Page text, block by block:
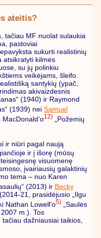
ateitis?
tačiau MF nuolat sulaukia
pastoviai
sukurti realistinių
atsikratyti kilmės
su jų polinkiu
veikėjams, šleifo.
santykių (ypač,
akivaizdesnis
(1940) ir Raymond
(1939) nei Samuel
12)„Požemių
ir niūri pagal naują
ir į išorę (mūsų
visuomenę
įvairiausių galaktinių
tema – nuo Karen
(2013) ir Becky
21, prasidėjusio „Ilgu
Nathan Lowell’o5)„Saulės
m.). Tos
dažniausiai taikios,